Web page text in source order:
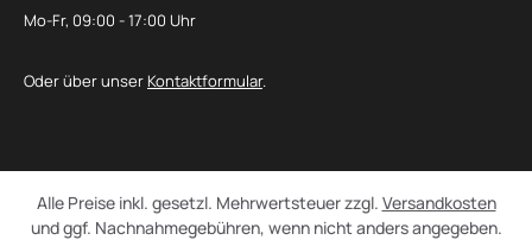
Mo-Fr, 09:00 - 17:00 Uhr
Oder über unser Kontaktformular.
Alle Preise inkl. gesetzl. Mehrwertsteuer zzgl. Versandkosten
und ggf. Nachnahmegebühren, wenn nicht anders angegeben.